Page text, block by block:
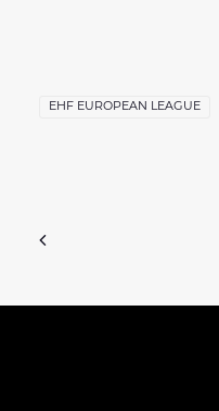
EHF EUROPEAN LEAGUE